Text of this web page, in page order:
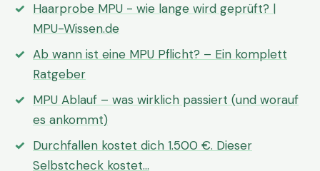
Haarprobe MPU - wie lange wird geprüft? |
MPU-Wissen.de
Ab wann ist eine MPU Pflicht? – Ein komplett
Ratgeber
MPU Ablauf – was wirklich passiert (und worauf
es ankommt)
Durchfallen kostet dich 1.500 €. Dieser
Selbstcheck kostet…